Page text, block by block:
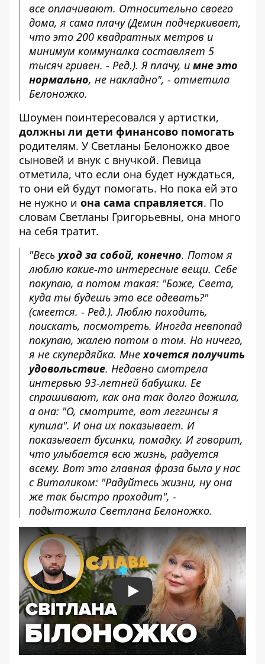
все оплачивают. Относительно своего
дома, я сама плачу (Демин подчеркивает,
что это 200 квадратных метров и
минимум коммуналка составляет 5
тысяч гривен. - Ред.). Я плачу, и мне это
нормально, не накладно", - отметила
Белоножко.
Шоумен поинтересовался у артистки,
должны ли дети финансово помогать
родителям. У Светланы Белоножко двое
сыновей и внук с внучкой. Певица
отметила, что если она будет нуждаться,
то они ей будут помогать. Но пока ей это
не нужно и она сама справляется. По
словам Светланы Григорьевны, она много
на себя тратит.
"Весь уход за собой, конечно. Потом я
люблю какие-то интересные вещи. Себе
покупаю, а потом такая: "Боже, Света,
куда ты будешь это все одевать?"
(смеется. - Ред.). Люблю походить,
поискать, посмотреть. Иногда невпопад
покупаю, жалею потом о том. Но ничего,
я не скупердяйка. Мнехочется получить
удовольствие. Недавно смотрела
интервью 93-летней бабушки. Ее
спрашивают, как она так долго дожила,
а она: "О, смотрите, вот леггинсы я
купила". И она их показывает. И
показывает бусинки, помадку. И говорит,
что улыбается всю жизнь, радуется
всему. Вот это главная фраза была у нас
с Виталиком: "Радуйтесь жизни, ну она
же так быстро проходит", -
подытожила Светлана Белоножко.
Play